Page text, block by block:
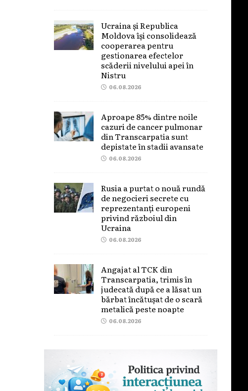
Ucraina și Republica
Moldova își consolidează
cooperarea pentru
gestionarea efectelor
scăderii nivelului apei în
Nistru
06.08.2026
Aproape 85% dintre noile
cazuri de cancer pulmonar
din Transcarpatia sunt
depistate în stadii avansate
06.08.2026
Rusia a purtat o nouă rundă
de negocieri secrete cu
reprezentanți europeni
privind războiul din
Ucraina
06.08.2026
Angajat al TCK din
Transcarpatia, trimis în
judecată după ce a lăsat un
bărbat încătușat de o scară
metalică peste noapte
06.08.2026